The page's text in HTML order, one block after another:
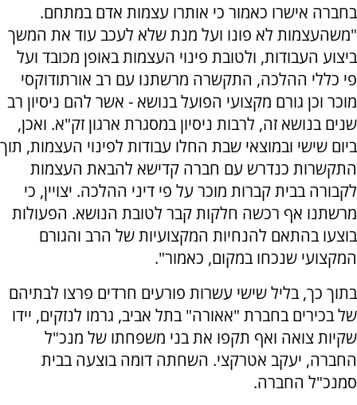
בחברה אישרו כאמור כי אותרו עצמות אדם במתחם.
"משהעצמות לא פונו ועל מנת שלא לעכב עוד את המשך
ביצוע העבודות, ולטובת פינוי העצמות באופן מכובד ועל
פי כללי ההלכה, התקשרה מרשתנו עם רב אורתודוקסי
מוכר וכן גורם מקצועי הפועל בנושא - אשר להם ניסיון רב
שנים בנושא זה, לרבות ניסיון במסגרת ארגון זק"א. ואכן,
ביום שישי ובמוצאי שבת החלו עבודות לפינוי העצמות, תוך
התקשרות כנדרש עם חברה קדישא להבאת העצמות
לקבורה בבית קברות מוכר על פי דיני ההלכה. יצויין, כי
מרשתנו אף רכשה חלקות קבר לטובת הנושא. הפעולות
בוצעו בהתאם להנחיות המקצועיות של הרב והגורם
המקצועי שנכחו במקום, כאמור".
בתוך כך, בליל שישי עשרות פורעים חרדים פרצו לבתיהם
של בכירים בחברת "אאורה" בתל אביב, גרמו לנזקים, יידו
שקיות צואה ואף תקפו את בני משפחתו של מנכ"ל
החברה, יעקב אטרקצי. השחתה דומה בוצעה בבית
סמנכ"ל החברה.